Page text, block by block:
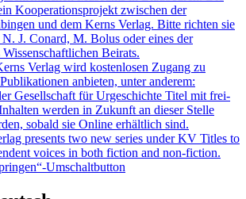
Kooperationsprojekt zwischen der
und dem Kerns Verlag. Bitte richten sie
N. J. Conard, M. Bolus oder eines der
Beirats.
Verlag wird kostenlosen Zugang zu
anbieten, unter anderem:
Gesellschaft für Urgeschichte Titel mit frei-
werden in Zukunft an dieser Stelle
sobald sie Online erhältlich sind.
presents two new series under KV Titles to
voices in both fiction and non-fiction.
Umschaltbutton